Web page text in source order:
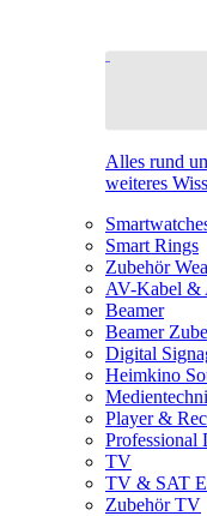
Alles rund
weiteres
Smart Rings
Zubehör
AV-Kabel &
Beamer
Beamer
Digital
Heimkino
Player &
Professional
TV
TV & SAT
Zubehör TV